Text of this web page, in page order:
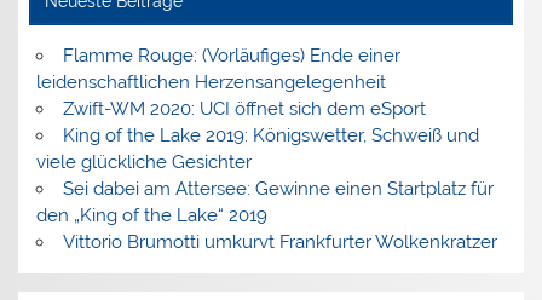
Flamme Rouge: (Vorläufiges) Ende einer
leidenschaftlichen Herzensangelegenheit
Zwift-WM 2020: UCI öffnet sich dem eSport
King of the Lake 2019: Königswetter, Schweiß und
viele glückliche Gesichter
Sei dabei am Attersee: Gewinne einen Startplatz für
den „King of the Lake“ 2019
Vittorio Brumotti umkurvt Frankfurter Wolkenkratzer